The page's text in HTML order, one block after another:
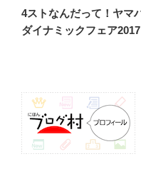
ゲ
ー
の
投
4ストなんだって！ヤマ
ダイナミックフェア2017